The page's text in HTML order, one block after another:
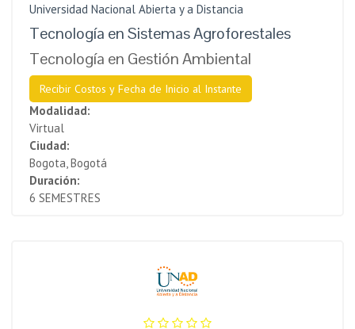
Universidad Nacional Abierta y a Distancia
Tecnología en Sistemas Agroforestales
Tecnología en Gestión Ambiental
Recibir Costos y Fecha de Inicio al Instante
Modalidad:
Virtual
Ciudad:
Bogota, Bogotá
Duración:
6 SEMESTRES